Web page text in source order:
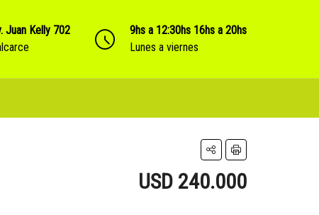
Juan Kelly 702
9hs a 12:30hs 16hs a 20hs
Lunes a viernes
USD 240.000